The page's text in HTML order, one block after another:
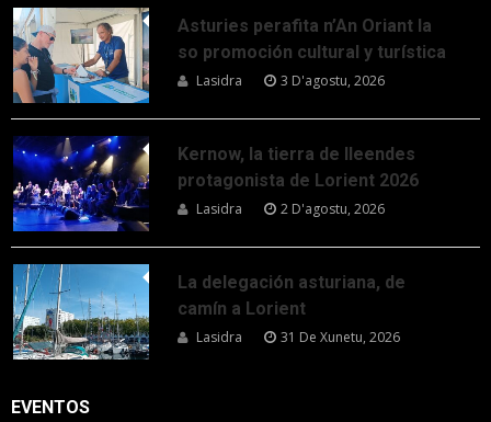
Asturies perafita n’An Oriant la
so promoción cultural y turística
Lasidra 3 D'agostu, 2026
Kernow, la tierra de lleendes
protagonista de Lorient 2026
Lasidra 2 D'agostu, 2026
La delegación asturiana, de
camín a Lorient
Lasidra 31 De Xunetu, 2026
EVENTOS